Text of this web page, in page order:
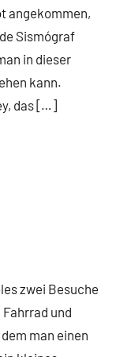
angekommen,
Sismógraf
in dieser
kann.
das […]
zwei Besuche
und
man einen